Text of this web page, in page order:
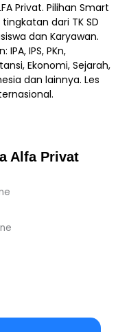
Privat. Pilihan Smart
dari TK SD
dan Karyawan.
IPS, PKn,
Ekonomi, Sejarah,
dan lainnya. Les
Alfa Privat